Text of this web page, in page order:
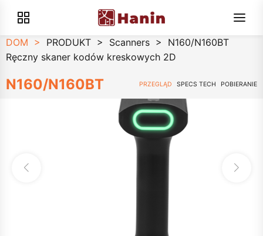
DOM > PRODUKT > Scanners >
N160/N160BT
Ręczny skaner kodów kreskowych 2D
N160/N160BT PRZEGLĄD SPECS TECH POBIERANIE